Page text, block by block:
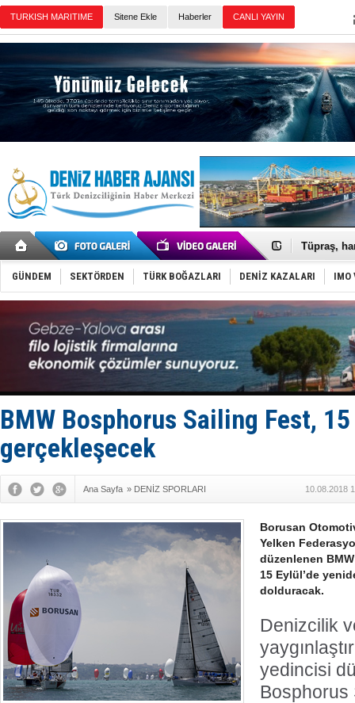
TURKISH MARITIME Sitene Ekle Haberler CANLI YAYIN
İnsansız
Yüzyıl
Anadolu
Derince,
İTU AUV,
LNG
PROYAD,
Türkiye-
Türk
Deniz
DÖDER,
Fairline,
Baltık
Runit
GÜNDEM SEKTÖRDEN TÜRK BOĞAZLARI DENİZ KAZALARI IMO
BMW Bosphorus Sailing Fest, 15
gerçekleşecek
Ana Sayfa » DENİZ SPORLARI 10.08.2018
Borusan
Yelken
düzenlenen
15 Eylül’de
dolduracak.
Denizcilik
yedincisi
Bosphorus